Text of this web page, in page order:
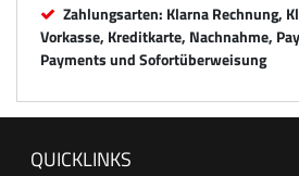
Zahlungsarten: Klarna Rechnung,
Vorkasse, Kreditkarte, Nachnahme,
Payments und Sofortüberweisung
QUICKLINKS